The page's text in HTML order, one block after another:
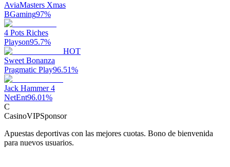
AviaMasters Xmas
BGaming97%
4 Pots Riches
Playson95.7%
HOT
Sweet Bonanza
Pragmatic Play96.51%
Jack Hammer 4
NetEnt96.01%
C
CasinoVIPSponsor
Apuestas deportivas con las mejores cuotas. Bono de bienvenida
para nuevos usuarios.